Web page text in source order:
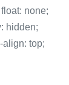
none;
hidden;
align: top;